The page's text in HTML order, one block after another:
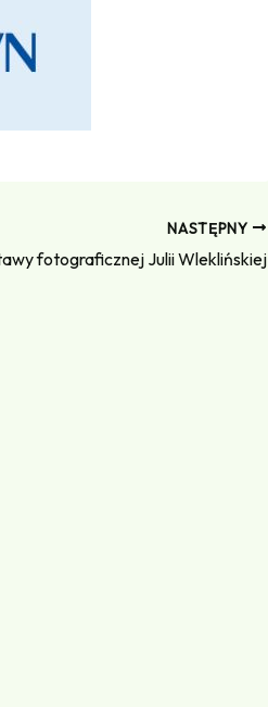
NASTĘPNY
fotograficznej Julii Wleklińskiej